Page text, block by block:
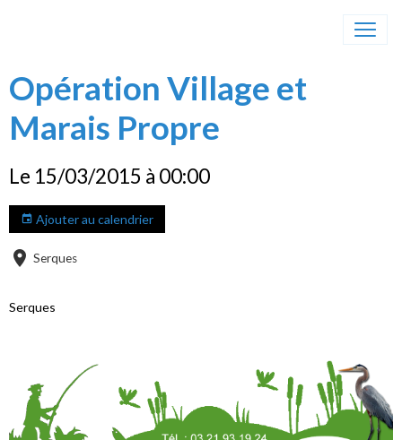
Opération Village et
Marais Propre
Le 15/03/2015 à 00:00
Ajouter au calendrier
Serques
Serques